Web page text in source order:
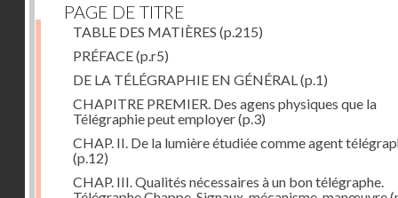
PAGE DE TITRE
TABLE DES MATIÈRES (p.215)
PRÉFACE(p.r5)
DE LA TÉLÉGRAPHIE EN GÉNÉRAL (p.1)
CHAPITRE PREMIER. Des agens physiques que la
Télégraphie peut employer(p.3)
CHAP. II. De la lumière étudiée comme agent
(p.12)
CHAP. III. Qualités nécessaires à un bon télégraphe.